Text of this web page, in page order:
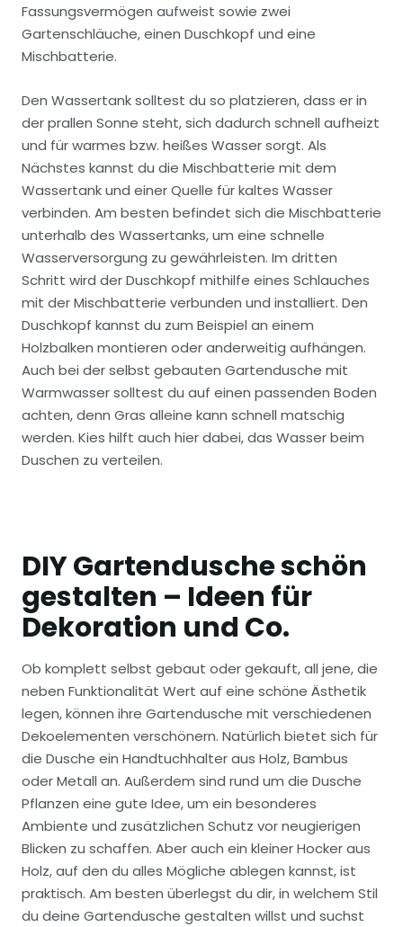
Fassungsvermögen aufweist sowie zwei
Gartenschläuche, einen Duschkopf und eine
Mischbatterie.
Den Wassertank solltest du so platzieren, dass er in
der prallen Sonne steht, sich dadurch schnell aufheizt
und für warmes bzw. heißes Wasser sorgt. Als
Nächstes kannst du die Mischbatterie mit dem
Wassertank und einer Quelle für kaltes Wasser
verbinden. Am besten befindet sich die Mischbatterie
unterhalb des Wassertanks, um eine schnelle
Wasserversorgung zu gewährleisten. Im dritten
Schritt wird der Duschkopf mithilfe eines Schlauches
mit der Mischbatterie verbunden und installiert. Den
Duschkopf kannst du zum Beispiel an einem
Holzbalken montieren oder anderweitig aufhängen.
Auch bei der selbst gebauten Gartendusche mit
Warmwasser solltest du auf einen passenden Boden
achten, denn Gras alleine kann schnell matschig
werden. Kies hilft auch hier dabei, das Wasser beim
Duschen zu verteilen.
DIY Gartendusche schön
gestalten – Ideen für
Dekoration und Co.
Ob komplett selbst gebaut oder gekauft, all jene, die
neben Funktionalität Wert auf eine schöne Ästhetik
legen, können ihre Gartendusche mit verschiedenen
Dekoelementen verschönern. Natürlich bietet sich für
die Dusche ein Handtuchhalter aus Holz, Bambus
oder Metall an. Außerdem sind rund um die Dusche
Pflanzen eine gute Idee, um ein besonderes
Ambiente und zusätzlichen Schutz vor neugierigen
Blicken zu schaffen. Aber auch ein kleiner Hocker aus
Holz, auf den du alles Mögliche ablegen kannst, ist
praktisch. Am besten überlegst du dir, in welchem Stil
du deine Gartendusche gestalten willst und suchst